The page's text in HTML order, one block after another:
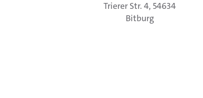
Trierer Str. 4, 54634
Bitburg